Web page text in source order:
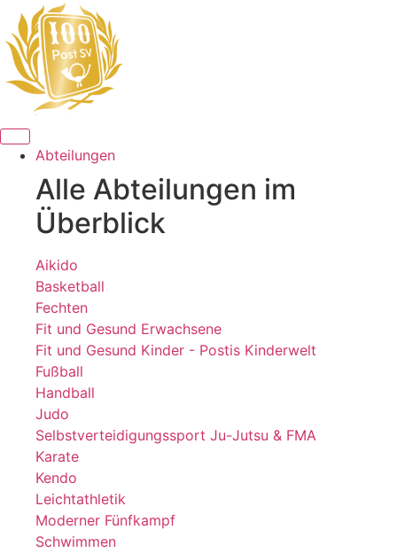
Abteilungen
Alle Abteilungen im
Überblick
Aikido
Basketball
Fechten
Fit und Gesund Erwachsene
Fit und Gesund Kinder - Postis Kinderwelt
Fußball
Handball
Judo
Selbstverteidigungssport Ju-Jutsu & FMA
Karate
Kendo
Leichtathletik
Moderner Fünfkampf
Schwimmen